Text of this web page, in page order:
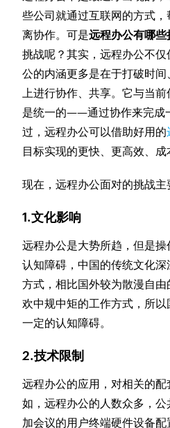
些公司就通过互联网的方式
离协作。可是远程办公有哪些
挑战呢？其实，远程办公不
公的内涵更多是在于打破时
上进行协作、共享。它与当
是统一的——通过协作来完成
过，远程办公可以借助好用的
目标实现的更快、更高效、成
现在，远程办公面对的挑战主
1.文化影响
远程办公是大势所趋，但是操
认知障碍，中国的传统文化
方式，相比国外较为散漫自
欢中规中矩的工作方式，所
一定的认知障碍。
2.技术限制
远程办公的应用，对相关的
如，远程办公的人数众多，
加会议的用户终端硬件设备